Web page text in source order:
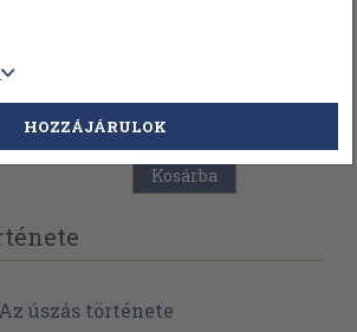
oldalra
Kosárba
HOZZÁJÁRULOK